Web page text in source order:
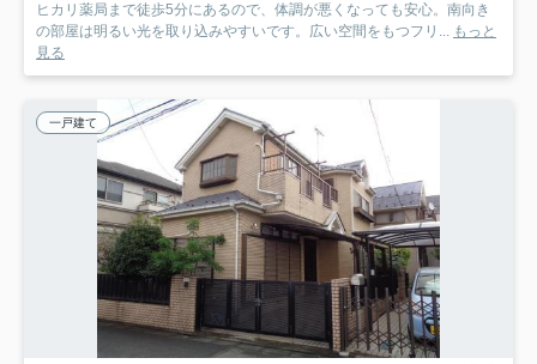
ヒカリ薬局まで徒歩5分にあるので、体調が悪くなっても安心。南向き
の部屋は明るい光を取り込みやすいです。広い空間をもつフリ... もっと
見る
一戸建て